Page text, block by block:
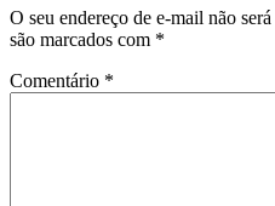
O seu endereço de e-mail não
são marcados com *
Comentário *